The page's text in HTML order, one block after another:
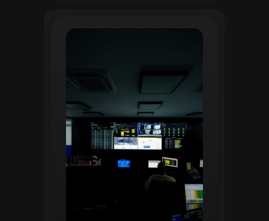
planejadas. Utilizando um videowall
central e sistemas de convergência
informações operacionais,
identificando gargalos, não
conformidades e oportunidades de
melhoria.